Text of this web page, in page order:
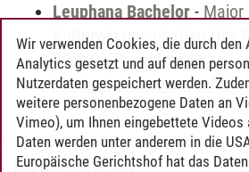
Leuphana Bachelor - Major
Kulturwissenschaften (bis
22/23)-Projektmodul
Medienkulturwissenschaft
Timo Leder/30.06.2024
Wir verwenden Cookies, die durch
Analytics gesetzt und auf denen
Nutzerdaten gespeichert werden.
weitere personenbezogene Daten an
Vimeo), um Ihnen eingebettete Videos
Daten werden unter anderem in die
Europäische Gerichtshof hat das